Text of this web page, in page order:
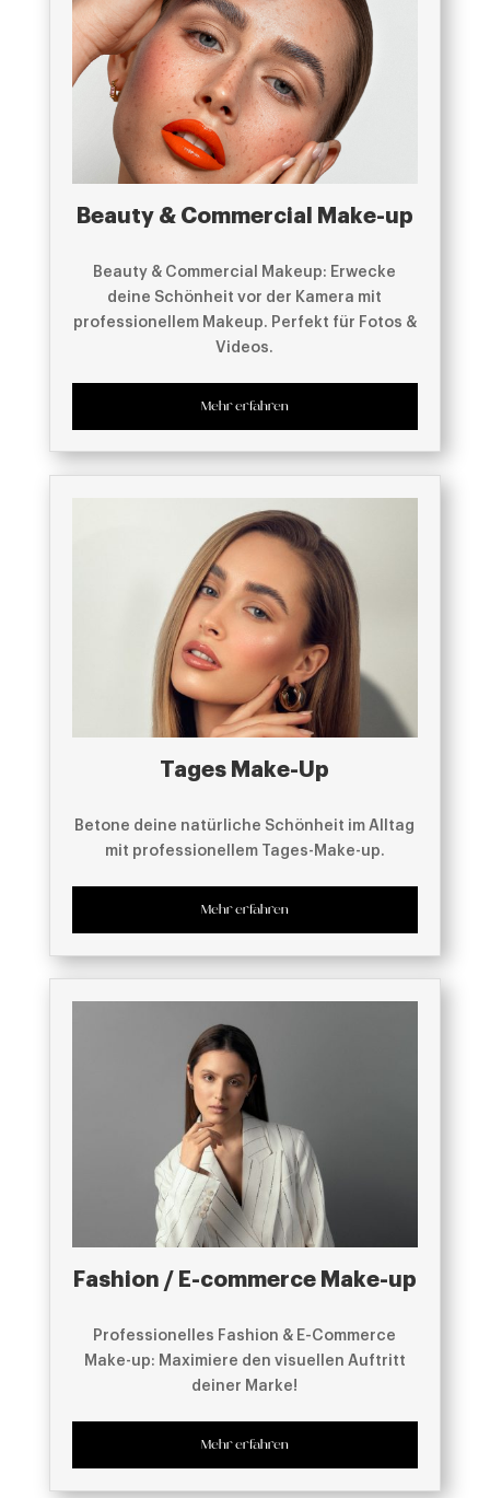
Beauty & Commercial Make-up
Beauty & Commercial Makeup: Erwecke
deine Schönheit vor der Kamera mit
professionellem Makeup. Perfekt für Fotos &
Videos.
Mehr erfahren
Tages Make-Up
Betone deine natürliche Schönheit im Alltag
mit professionellem Tages-Make-up.
Mehr erfahren
Fashion / E-commerce Make-up
Professionelles Fashion & E-Commerce
Make-up: Maximiere den visuellen Auftritt
deiner Marke!
Mehr erfahren